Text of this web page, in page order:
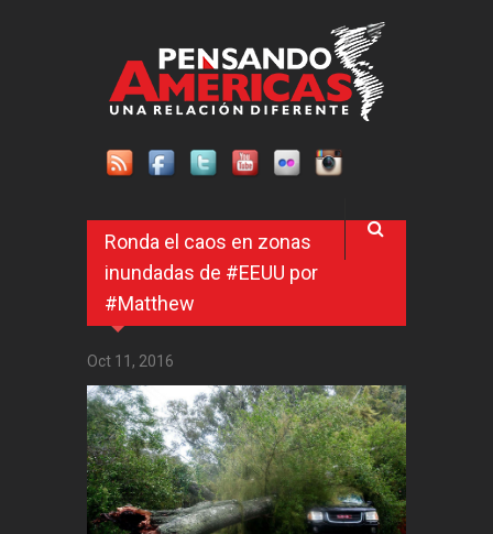
Ronda el caos en zonas
inundadas de #EEUU por
#Matthew
Oct 11, 2016